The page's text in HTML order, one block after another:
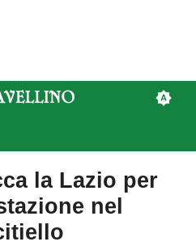
la Lazio per
nel